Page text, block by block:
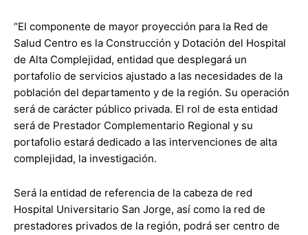
“El componente de mayor proyección para la Red de
Salud Centro es la Construcción y Dotación del Hospital
de Alta Complejidad, entidad que desplegará un
portafolio de servicios ajustado a las necesidades de la
población del departamento y de la región. Su operación
será de carácter público privada. El rol de esta entidad
será de Prestador Complementario Regional y su
portafolio estará dedicado a las intervenciones de alta
complejidad, la investigación.
Será la entidad de referencia de la cabeza de red
Hospital Universitario San Jorge, así como la red de
prestadores privados de la región, podrá ser centro de